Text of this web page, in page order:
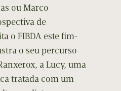
ou Marco
de
o FIBDA este fim-
o seu percurso
a Lucy, uma
tratada com um